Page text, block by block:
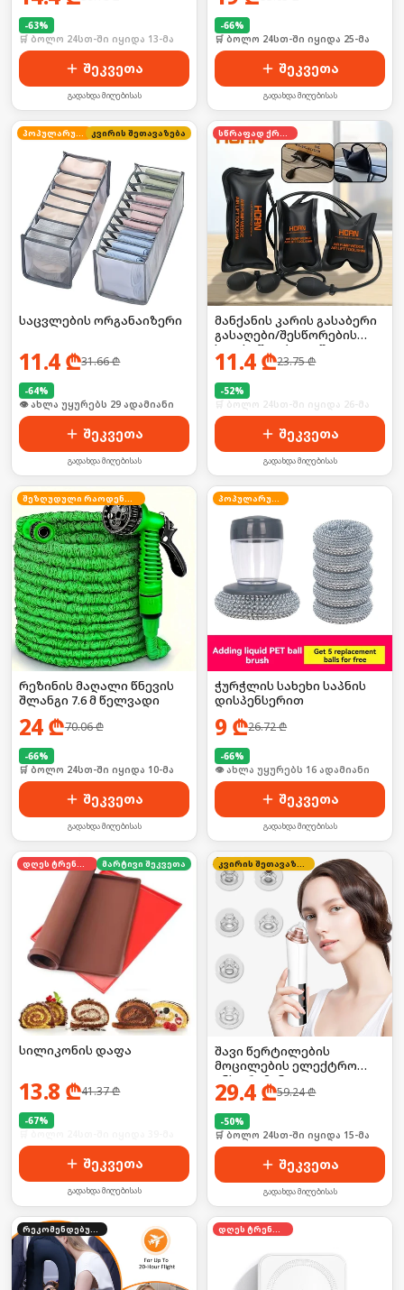
-63%
🛒 ბოლო 24სთ-ში იყიდა 13-მა
შეკვეთა
გადახდა მიღებისას
-66%
🛒 ბოლო 24სთ-ში იყიდა 25-მა
შეკვეთა
გადახდა მიღებისას
პოპულარული კვირის შეთავაზება
საცვლების ორგანაიზერი
11.4₾31.66₾
-64%
🛒 ბოლო 24სთ-ში იყიდა 39-მა
შეკვეთა
გადახდა მიღებისას
სწრაფად ქრება
მანქანის კარის გასაბერი
გასაღები/შესწორების
ხელსაწყო ბალიში
11.4₾23.75₾
-52%
🛒 ბოლო 24სთ-ში იყიდა 26-მა
შეკვეთა
გადახდა მიღებისას
შეზღუდული რაოდენობა
რეზინის მაღალი წნევის
შლანგი 7.6 მ წელვადი
24₾70.06₾
-66%
🛒 ბოლო 24სთ-ში იყიდა 10-მა
შეკვეთა
გადახდა მიღებისას
პოპულარული
ჭურჭლის სახეხი საპნის
დისპენსერით
9 ₾26.72₾
-66%
🛒 ბოლო 24სთ-ში იყიდა 20-მა
შეკვეთა
გადახდა მიღებისას
დღეს ტრენდში მარტივი შეკვეთა
სილიკონის დაფა
13.8 ₾41.37₾
-67%
შეკვეთა
გადახდა მიღებისას
კვირის შეთავაზება
შავი წერტილების
მოცილების ელექტრო
ინსტრუმენტი
29.4₾59.24₾
-50%
🛒 ბოლო 24სთ-ში იყიდა 15-მა
შეკვეთა
გადახდა მიღებისას
რეკომენდებული დღეს ტრენდში